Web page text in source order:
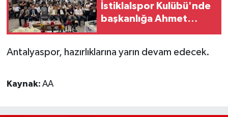
İstiklalspor Kulübü'nde
başkanlığa Ahmet
Antalyaspor, hazırlıklarına yarın devam edecek.
Kaynak: AA